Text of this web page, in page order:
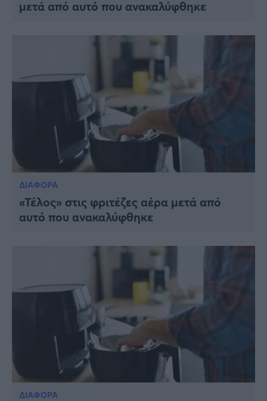
μετά από αυτό που ανακαλύφθηκε
ΔΙΑΦΟΡΑ
«Τέλος» στις φριτέζες αέρα μετά από
αυτό που ανακαλύφθηκε
ΔΙΑΦΟΡΑ